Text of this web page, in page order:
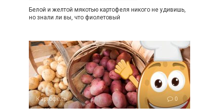
Белой и желтой мякотью картофеля никого не удивишь,
но знали ли вы, что фиолетовый
Картофель 0